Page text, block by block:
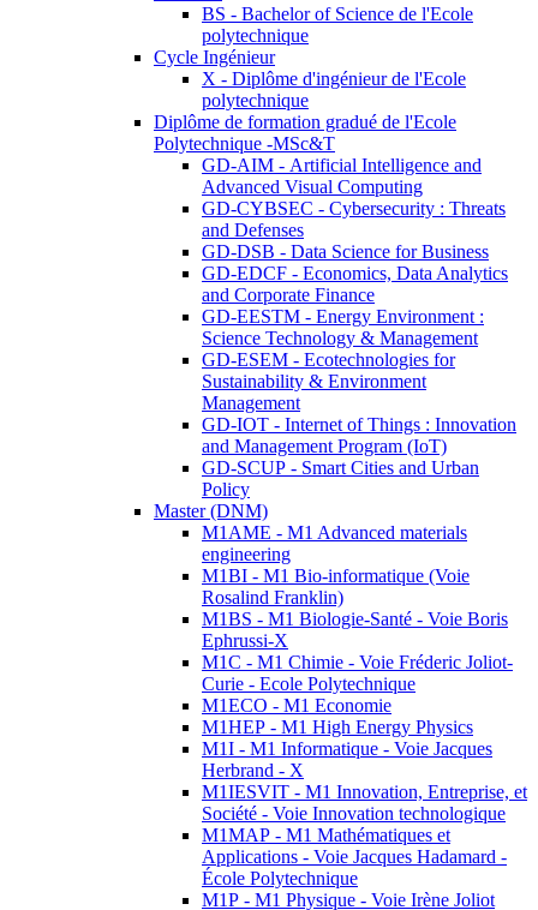
BS - Bachelor of Science de l'Ecole
polytechnique
Cycle Ingénieur
X - Diplôme d'ingénieur de l'Ecole
polytechnique
Diplôme de formation gradué de l'Ecole
Polytechnique -MSc&T
GD-AIM - Artificial Intelligence and
Advanced Visual Computing
GD-CYBSEC - Cybersecurity : Threats
and Defenses
GD-DSB - Data Science for Business
GD-EDCF - Economics, Data Analytics
and Corporate Finance
GD-EESTM - Energy Environment :
Science Technology & Management
GD-ESEM - Ecotechnologies for
Sustainability & Environment
Management
GD-IOT - Internet of Things : Innovation
and Management Program (IoT)
GD-SCUP - Smart Cities and Urban
Policy
Master (DNM)
M1AME - M1 Advanced materials
engineering
M1BI - M1 Bio-informatique (Voie
Rosalind Franklin)
M1BS - M1 Biologie-Santé - Voie Boris
Ephrussi-X
M1C - M1 Chimie - Voie Fréderic Joliot-
Curie - Ecole Polytechnique
M1ECO - M1 Economie
M1HEP - M1 High Energy Physics
M1I - M1 Informatique - Voie Jacques
Herbrand - X
M1IESVIT - M1 Innovation, Entreprise, et
Société - Voie Innovation technologique
M1MAP - M1 Mathématiques et
Applications - Voie Jacques Hadamard -
École Polytechnique
M1P - M1 Physique - Voie Irène Joliot